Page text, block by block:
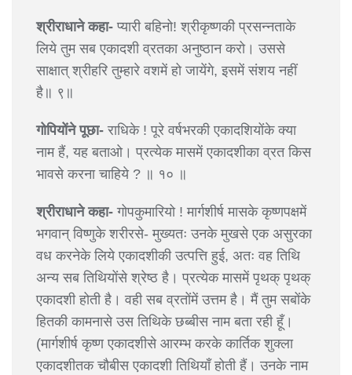
श्रीराधाने कहा- प्यारी बहिनो! श्रीकृष्णकी प्रसन्नताके
लिये तुम सब एकादशी व्रतका अनुष्ठान करो। उससे
साक्षात् श्रीहरि तुम्हारे वशमें हो जायेंगे, इसमें संशय नहीं
है॥ ९॥
गोपियोंने पूछा- राधिके ! पूरे वर्षभरकी एकादशियोंके क्या
नाम हैं, यह बताओ। प्रत्येक मासमें एकादशीका व्रत किस
भावसे करना चाहिये ? ॥ १० ॥
श्रीराधाने कहा- गोपकुमारियो ! मार्गशीर्ष मासके कृष्णपक्षमें
भगवान् विष्णुके शरीरसे- मुख्यतः उनके मुखसे एक असुरका
वध करनेके लिये एकादशीकी उत्पत्ति हुई, अतः वह तिथि
अन्य सब तिथियोंसे श्रेष्ठ है। प्रत्येक मासमें पृथक् पृथक्
एकादशी होती है। वही सब व्रतोंमें उत्तम है। मैं तुम सबोंके
हितकी कामनासे उस तिथिके छब्बीस नाम बता रही हूँ।
(मार्गशीर्ष कृष्ण एकादशीसे आरम्भ करके कार्तिक शुक्ला
एकादशीतक चौबीस एकादशी तिथियाँ होती हैं। उनके नाम